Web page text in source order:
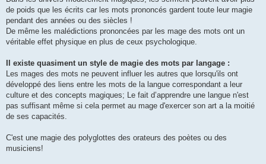
de poids que les écrits car les mots prononcés gardent toute leur magie
pendant des années ou des siècles !
De même les malédictions prononcées par les mage des mots ont un
véritable effet physique en plus de ceux psychologique.
Il existe quasiment un style de magie des mots par langage :
Les mages des mots ne peuvent influer les autres que lorsqu'ils ont
développé des liens entre les mots de la langue correspondant a leur
culture et des concepts magiques; Le fait d’apprendre une langue n'est
pas suffisant même si cela permet au mage d'exercer son art a la moitié
de ses capacités.
C'est une magie des polyglottes des orateurs des poètes ou des
musiciens!